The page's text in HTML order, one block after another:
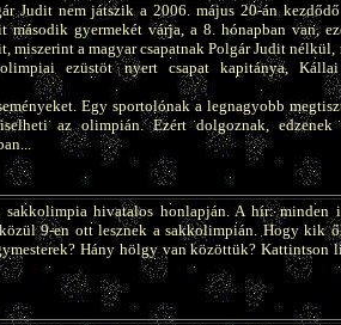
Judit nem játszik a 2006. május 20-án
második gyermekét várja, a 8. hónapban van,
miszerint a magyar csapatnak Polgár Judit nélkül,
ezüstöt nyert csapat kapitánya,
Egy sportolónak a legnagyobb
az olimpián. Ezért dolgoznak, edzenek
sakkolimpia hivatalos honlapján. A hír: minden
9-en ott lesznek a sakkolimpián. Hogy kik
Hány hölgy van közöttük? Kattintson